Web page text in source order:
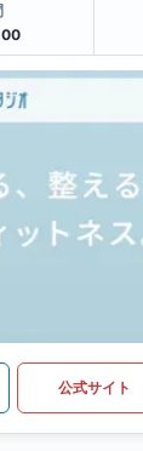
公式サイト